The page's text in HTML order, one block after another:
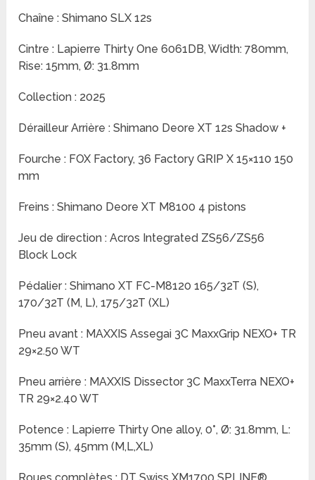
Chaîne : Shimano SLX 12s
Cintre : Lapierre Thirty One 6061DB, Width: 780mm,
Rise: 15mm, Ø: 31.8mm
Collection : 2025
Dérailleur Arrière : Shimano Deore XT 12s Shadow +
Fourche : FOX Factory, 36 Factory GRIP X 15×110 150
mm
Freins : Shimano Deore XT M8100 4 pistons
Jeu de direction : Acros Integrated ZS56/ZS56
Block Lock
Pédalier : Shimano XT FC-M8120 165/32T (S),
170/32T (M, L), 175/32T (XL)
Pneu avant : MAXXIS Assegai 3C MaxxGrip NEXO+ TR
29×2.50 WT
Pneu arrière : MAXXIS Dissector 3C MaxxTerra NEXO+
TR 29×2.40 WT
Potence : Lapierre Thirty One alloy, 0°, Ø: 31.8mm, L:
35mm (S), 45mm (M,L,XL)